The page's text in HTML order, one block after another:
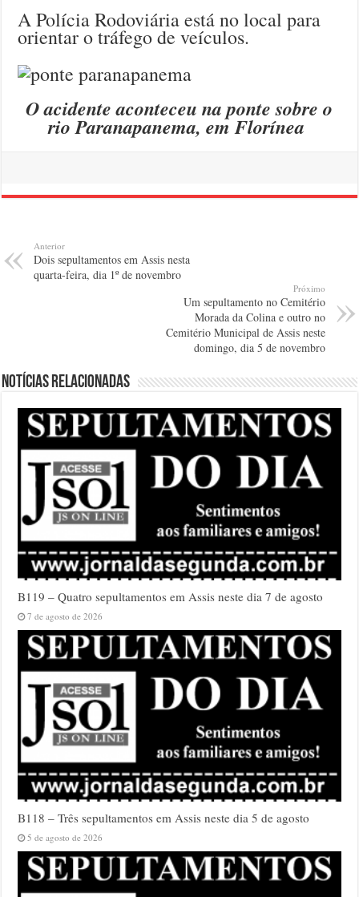
A Polícia Rodoviária está no local para
orientar o tráfego de veículos.
O acidente aconteceu na ponte sobre o
rio Paranapanema, em Florínea
Anterior
Dois sepultamentos em Assis nesta
quarta-feira, dia 1º de novembro
Próximo
Um sepultamento no Cemitério
Morada da Colina e outro no
Cemitério Municipal de Assis neste
domingo, dia 5 de novembro
Notícias relacionadas
B119 – Quatro sepultamentos em Assis neste dia 7 de agosto
7 de agosto de 2026
B118 – Três sepultamentos em Assis neste dia 5 de agosto
5 de agosto de 2026